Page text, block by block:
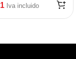
Iva incluido